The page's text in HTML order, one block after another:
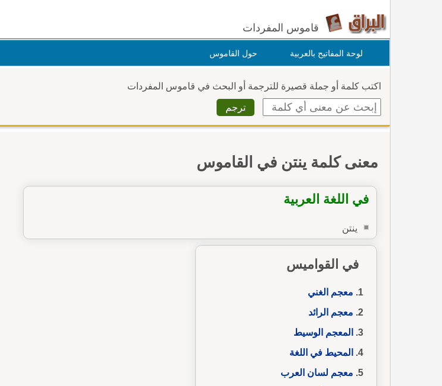
قاموس المفردات
لوحة المفاتيح بالعربية حول القاموس
اكتب كلمة أو جملة قصيرة للترجمة أو البحث في قاموس المفردات
معنى كلمة ينتن في القاموس
في اللغة العربية
ينتن
في القواميس
معجم الغني
معجم الرائد
المعجم الوسيط
المحيط في اللغة
معجم لسان العرب